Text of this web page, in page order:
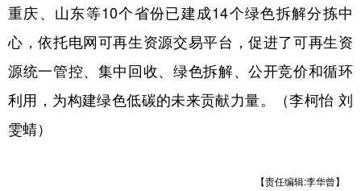
重庆、山东等10个省份已建成14个绿色拆解分拣中
心，依托电网可再生资源交易平台，促进了可再生资
源统一管控、集中回收、绿色拆解、公开竞价和循环
利用，为构建绿色低碳的未来贡献力量。
（李柯怡 刘
雯蜻）
【责任编辑:李华曾】